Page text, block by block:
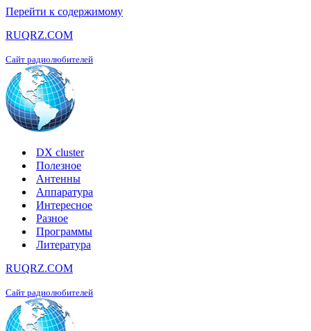
Перейти к содержимому
RUQRZ.COM
Сайт радиолюбителей
DX cluster
Полезное
Антенны
Аппаратура
Интересное
Разное
Программы
Литература
RUQRZ.COM
Сайт радиолюбителей